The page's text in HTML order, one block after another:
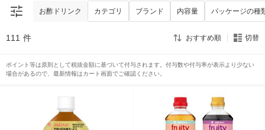
お酢ドリンク カテゴリ ブランド 内容量 パッケージの種
111 件 おすすめ順 切替
ポイント等は原則として税抜金額に基づいて付与されます。付与数や付与率が表示より少ない
場合があるので、最新情報はカート画面でご確認ください。